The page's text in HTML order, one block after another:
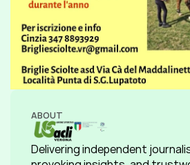
ABOUT
Delivering independent